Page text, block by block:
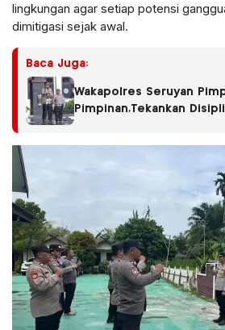
lingkungan agar setiap potensi
dimitigasi sejak awal.
Baca Juga:
Wakapolres Seruyan
Pimpinan,Tekankan